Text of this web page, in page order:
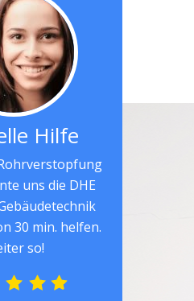
Hilfe
uns die DHE
30 min. helfen.
so!